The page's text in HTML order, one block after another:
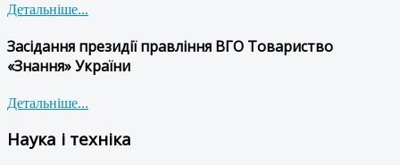
Детальніше...
Засідання президії правління ВГО Товариство
«Знання» України
Детальніше...
Наука і техніка